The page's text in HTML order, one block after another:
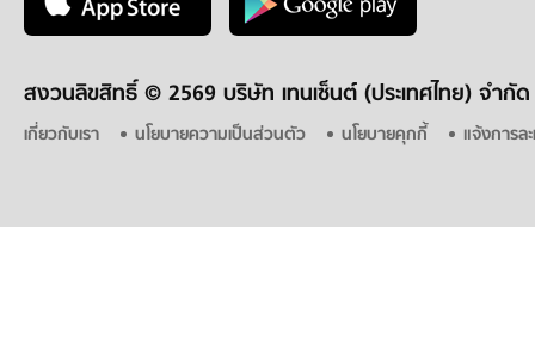
สงวนลิขสิทธิ์ © 2569 บริษัท เทนเซ็นต์ (ประเทศไทย) จำกัด
เกี่ยวกับเรา นโยบายความเป็นส่วนตัว นโยบายคุกกี้ แจ้งการล